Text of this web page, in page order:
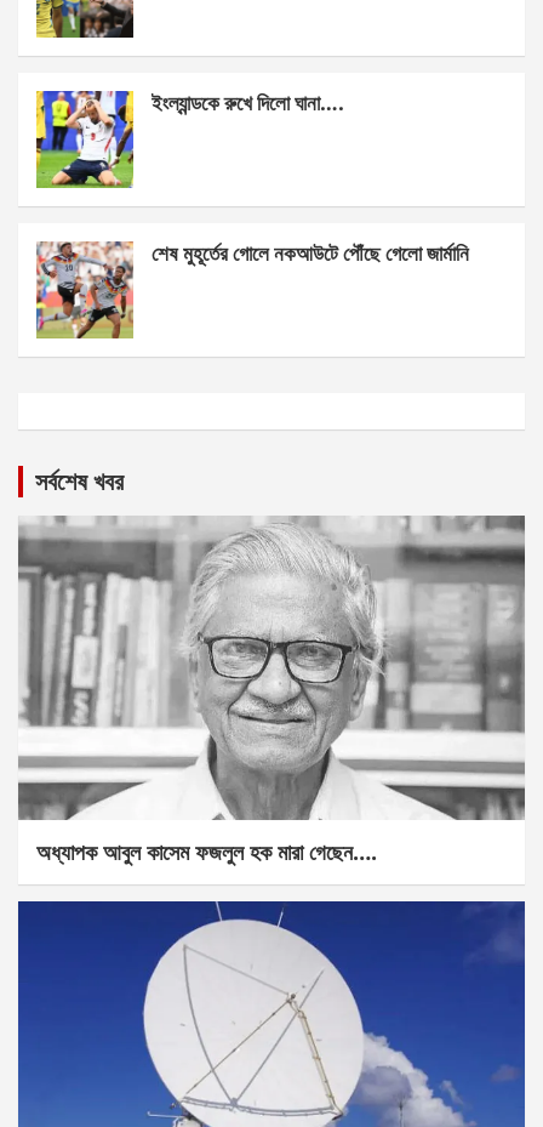
ইংল্যান্ডকে রুখে দিলো ঘানা….
শেষ মুহূর্তের গোলে নকআউটে পৌঁছে গেলো জার্মানি
সর্বশেষ খবর
অধ্যাপক আবুল কাসেম ফজলুল হক মারা গেছেন….